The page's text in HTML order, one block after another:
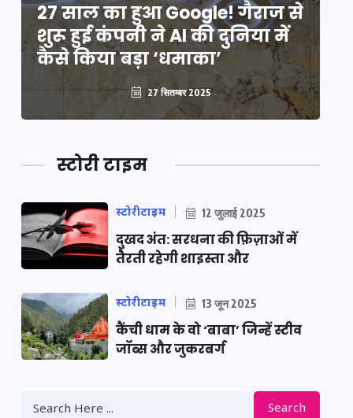
27 साल का हुआ Google! गैराज से
शुरू हुई कंपनी ने AI की दुनिया में
कैसे किया बड़ा ‘धमाका’
27 सितम्बर 2025
स्टोरी टाइम
स्टोरीटाइम 12 जुलाई 2025
दुखद अंत: सरधना की फ़िज़ाओं में
तैरती रहेगी शाइस्ता और
स्टोरीटाइम 13 जून 2025
कैंची धाम के वो ‘बाबा’ जिन्हें स्टीव
जॉब्स और जुकरबर्ग
Search